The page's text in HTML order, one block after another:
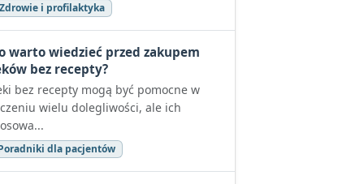
Zdrowie i profilaktyka
warto wiedzieć przed zakupem
bez recepty?
bez recepty mogą być pomocne w
wielu dolegliwości, ale ich
dla pacjentów